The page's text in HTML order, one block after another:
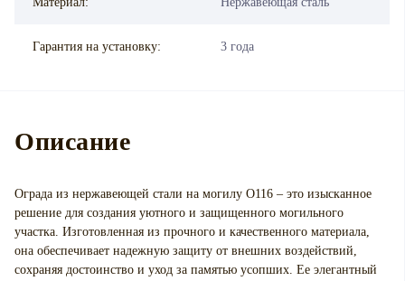
Гарантия на установку: 3 года
Описание
Ограда из нержавеющей стали на могилу О116 – это изысканное
решение для создания уютного и защищенного могильного
участка. Изготовленная из прочного и качественного материала,
она обеспечивает надежную защиту от внешних воздействий,
сохраняя достоинство и уход за памятью усопших. Ее элегантный